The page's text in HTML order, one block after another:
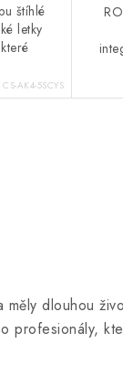
štíhlé
letky
CS-AK4-5SCYS
dlouhou
profesionály,